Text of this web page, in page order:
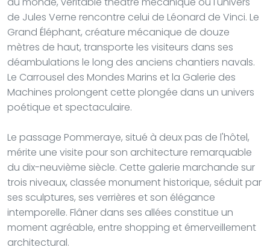
de Jules Verne rencontre celui de Léonard de Vinci. Le
Grand Éléphant, créature mécanique de douze
mètres de haut, transporte les visiteurs dans ses
déambulations le long des anciens chantiers navals.
Le Carrousel des Mondes Marins et la Galerie des
Machines prolongent cette plongée dans un univers
poétique et spectaculaire.
Le passage Pommeraye, situé à deux pas de l'hôtel,
mérite une visite pour son architecture remarquable
du dix-neuvième siècle. Cette galerie marchande sur
trois niveaux, classée monument historique, séduit par
ses sculptures, ses verrières et son élégance
intemporelle. Flâner dans ses allées constitue un
moment agréable, entre shopping et émerveillement
architectural.